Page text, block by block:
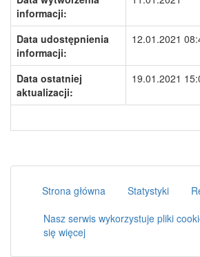
informacji:
Data udostępnienia
informacji:
12.01.2021
Data ostatniej
aktualizacji:
19.01.2021
Strona główna Statystyki
Nasz serwis wykorzystuje pliki
się więcej